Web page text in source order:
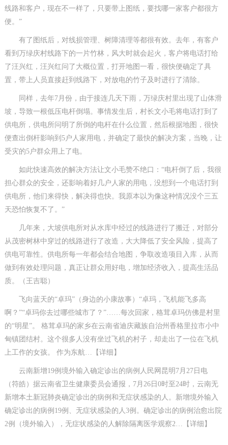
线路和客户，现在不一样了，只要带上图纸，要找哪一家客户都很方
便。”
有了图纸后，对线损管理、树障清理等都很有效。去年，有客户
看到万绿庆村线路下的一片竹林，风大时就会起火，客户将电话打给
了汪兴红，汪兴红问了大概位置，打开地图一看，很快便确定了具
置，带上人员直接赶到线路下，对放电的竹子及时进行了清除。
同样，去年7月份，由于接连几天下雨，万绿庆村里出现了山体滑
坡，导致一根低压电杆倒塌。事情发生后，村长文小毛将电话打到了
供电所，供电所问明了所倒的电杆在什么位置，然后根据地图，很快
便查出倒杆影响到5户人家用电，并确定了最快的解决方案，当晚，让
受灾的5户群众用上了电。
如此快速高效的解决方法让文小毛赞不绝口：“电杆倒了后，我很
担心群众的安全，还影响着好几户人家的用电，没想到一个电话打到
供电所，他们来得快，解决得也快。我原本以为像这种情况没个三五
天恐怕恢复不了。”
几年来，大坡供电所对从水库中经过的线路进行了搬迁，对部分
从茂密树林中穿过的线路进行了改造，大大降低了安全风险，提高了
供电可靠性。供电所每一年都会结合地图，争取改造项目入库，从而
做到有效处理问题，真正让群众用好电，增加经济收入，提高生活品
质。（王吉聪）
飞向蓝天的“卓玛”（身边的小康故事）“卓玛，飞机能飞多高
啊？”“卓玛你去过哪些城市了？”……每次回家，格茸卓玛仿佛是村里
的“明星”。 格茸卓玛的家乡在云南省迪庆藏族自治州香格里拉市小中
甸镇团结村。这个很多人没有坐过飞机的村子，却走出了一位在飞机
上工作的女孩。 作为东航…【详细】
云南新增19例境外输入确定诊出的病例人民网昆明7月27日电
（符皓）据云南省卫生健康委员会通报，7月26日0时至24时，云南无
新增本土新冠肺炎确定诊出的病例和无症状感染的人。新增境外输入
确定诊出的病例19例、无症状感染的人3例。确定诊出的病例治愈出院
2例（境外输入），无症状感染的人解除隔离医学观察2…【详细】